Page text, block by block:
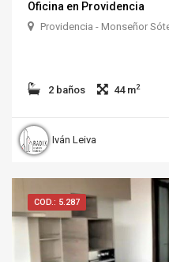
Oficina en Providencia
Providencia - Monseñor
2 baños 44 m2
Iván Leiva
COD.: 5.287